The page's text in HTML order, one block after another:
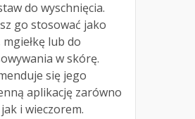
do wyschnięcia.
go stosować jako
lub do
w skórę.
się jego
aplikację zarówno
i wieczorem.